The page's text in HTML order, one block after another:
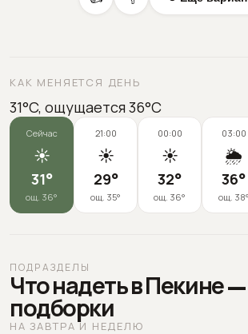
КАК МЕНЯЕТСЯ ДЕНЬ
31°C, ощущается 36°C
Сейчас
☀️
31°
ощ. 36°
21:00
☀️
29°
ощ. 35°
00:00
☀️
32°
ощ. 36°
03:00
🌦️
36°
ощ. 38°
ПОДРАЗДЕЛЫ
Что надеть в Пекине
подборки
НА ЗАВТРА И НЕДЕЛЮ